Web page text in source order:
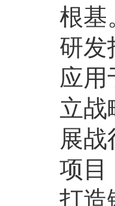
根基
研发
应用
立战
展
项目
打造